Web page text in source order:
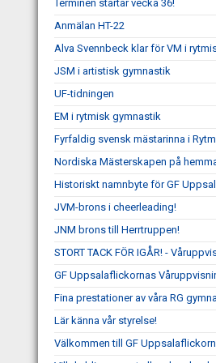
Terminen startar vecka 36!
Anmälan HT-22
Alva Svennbeck klar för VM i
JSM i artistisk gymnastik
UF-tidningen
EM i rytmisk gymnastik
Fyrfaldig svensk mästarinna i
Nordiska Mästerskapen på
Historiskt namnbyte för GF
JVM-brons i cheerleading!
JNM brons till Herrtruppen!
STORT TACK FÖR IGÅR! -
GF Uppsalaflickornas
Fina prestationer av våra RG
Lär känna vår styrelse!
Välkommen till GF